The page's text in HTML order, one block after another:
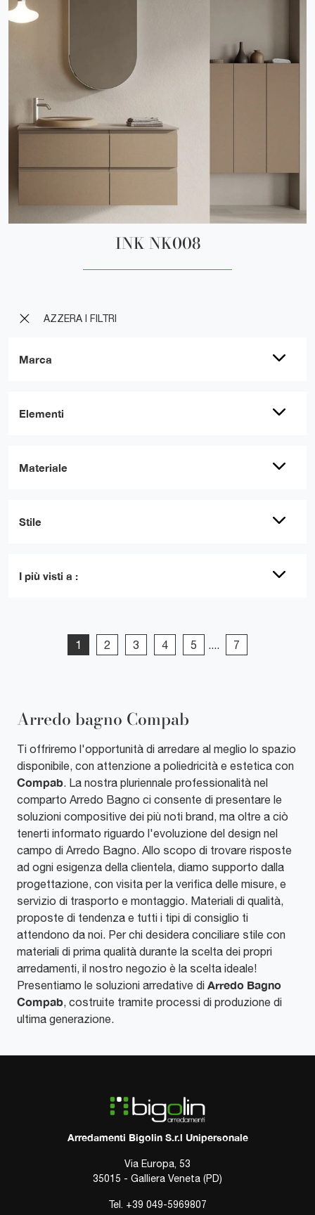
AZZERA I FILTRI
Marca
Elementi
Materiale
Stile
I più visti a :
INK NK008
1 2 3 4 5 .... 7
Arredo bagno Compab
Ti offriremo l'opportunità di arredare al meglio lo spazio
disponibile, con attenzione a poliedricità e estetica con
Compab. La nostra pluriennale professionalità nel
comparto Arredo Bagno ci consente di presentare le
soluzioni compositive dei più noti brand, ma oltre a ciò
tenerti informato riguardo l'evoluzione del design nel
campo di Arredo Bagno. Allo scopo di trovare risposte
ad ogni esigenza della clientela, diamo supporto dalla
progettazione, con visita per la verifica delle misure, e
servizio di trasporto e montaggio. Materiali di qualità,
proposte di tendenza e tutti i tipi di consiglio ti
attendono da noi. Per chi desidera conciliare stile con
materiali di prima qualità durante la scelta dei propri
arredamenti, il nostro negozio è la scelta ideale!
Presentiamo le soluzioni arredative di Arredo Bagno
Compab, costruite tramite processi di produzione di
ultima generazione.
Arredamenti Bigolin S.r.l Unipersonale
Via Europa, 53
35015 - Galliera Veneta (PD)
Tel. +39 049-5969807